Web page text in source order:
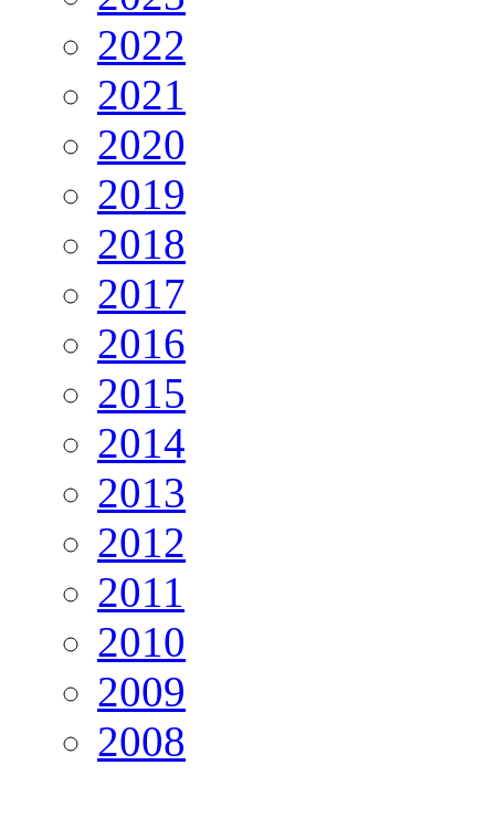
2022
2021
2020
2019
2018
2017
2016
2015
2014
2013
2012
2011
2010
2009
2008